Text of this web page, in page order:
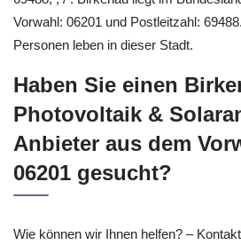
Vorwahl: 06201 und Postleitzahl:
Personen leben in dieser Stadt.
Haben Sie einen
Photovoltaik &
Anbieter aus dem
06201 gesucht?
Wie können wir Ihnen helfen? –